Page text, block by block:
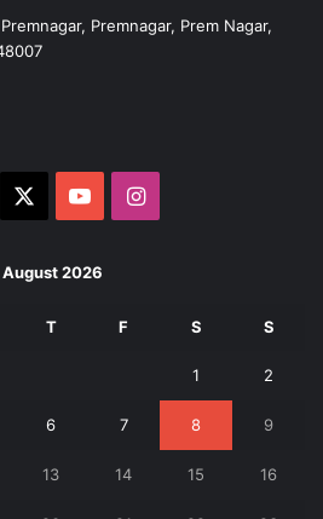
Premnagar, Prem Nagar,
YouTubeInstagram
August 2026
T F S S
1 2
6 7 8 9
13 14 15 16